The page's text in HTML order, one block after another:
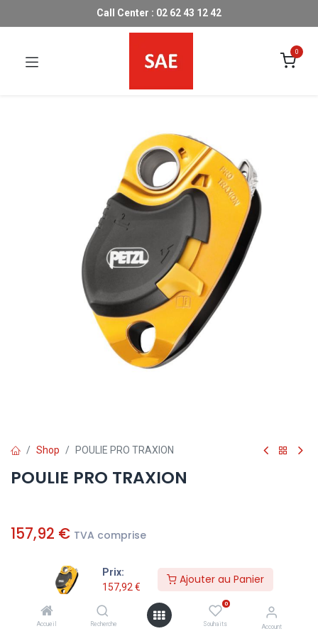
Prix:
157,92 €
Ajouter au Panier
Accueil Recherche
0
Souhaits Account
Call Center : 02 62 43 12 42
0
Shop POULIE PRO TRAXION
POULIE PRO TRAXION
157,92 € TVA comprise
Ajouter au Panier
Ajouter à la liste de souhaits